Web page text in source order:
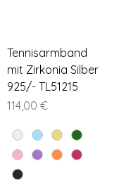
Tennisarmband
mit Zirkonia Silber
925/- TL51215
Preis
114,00 €